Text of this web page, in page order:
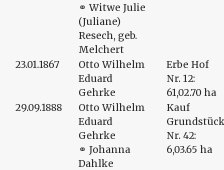
⚭ Witwe Julie
(Juliane)
Resech, geb.
Melchert
23.01.1867
Otto Wilhelm
Eduard
Gehrke
Erbe Hof
Nr. 12:
61,02.70 ha
29.09.1888
Otto Wilhelm
Eduard
Gehrke
⚭ Johanna
Dahlke
Kauf
Nr. 42:
6,03.65 ha